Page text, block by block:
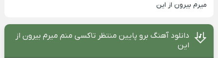
میرم بیرون از این
دانلود آهنگ برو پایین منتظر تاکسی منم میرم بیرون از
این